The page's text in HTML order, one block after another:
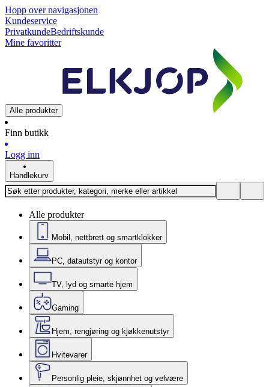
Hopp over navigasjonen
Kundeservice
PrivatkundeBedriftskunde
Mine favoritter
Alle produkter
Finn butikk
Logg inn
Handlekurv
Alle produkter
Mobil, nettbrett og smartklokker
PC, datautstyr og kontor
TV, lyd og smarte hjem
Gaming
Hjem, rengjøring og kjøkkenutstyr
Hvitevarer
Personlig pleie, skjønnhet og velvære